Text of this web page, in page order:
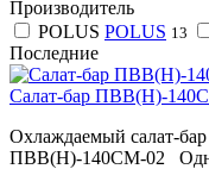
Производитель
POLUS POLUS 13
Последние
Салат-бар ПВВ(Н)-
Охлаждаемый салат-бар
ПВВ(Н)-140СМ-02 Одна